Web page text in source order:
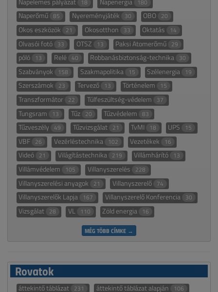
18 180
Naperőmű 85 Nyereményjáték 30 OBO 20
Okos eszközök 21 Okosotthon 33 Oktatás 14
Olvasói fotó 33 OTSZ 13 Paksi Atomerőmű 29
póló 13 Relé 40 Robbanásbiztonság-technika 30
Szabványok 158 Szakmapolitika 15 Szélenergia 19
Szerszámok 23 Tervező 13 Történelem 15
Transzformátor 22 Túlfeszültség-védelem 37
Tungsram 13 Tűz 20 Tűzvédelem 83
Tűzveszély 49 Tűzvizsgálat 21 TvMI 18 UPS 15
VBF 26 Vezérléstechnika 102 Vezetékek 16
Videó 21 Világítástechnika 219 Villámhárító 13
Villámvédelem 105 Villanyszerelés 228
Villanyszerelési anyagok 21 Villanyszerelő 74
Villanyszerelők Lapja 167 Villanyszerelő Konferencia 30
Vizsgálat 28 VL 110 Zöld energia 16
MÉG TÖBB CÍMKE →
Rovatok
áttekintő táblázat 231 áttekintő táblázat alapján 106